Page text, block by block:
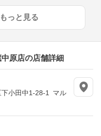
っと見る
原店の店舗詳細
下小田中1-28-1 マル